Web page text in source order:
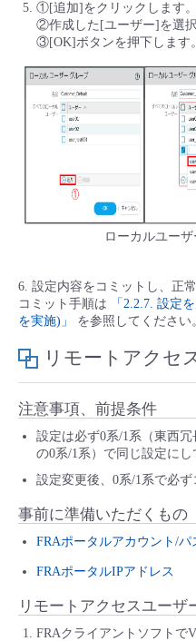
①[追加]をクリックします。
②作成した[ユーザー]を選択
③[OK]ボタンを押下します。
ローカルユー
6. 設定内容をコミットし、正
コミット手順は
「2.2.7. 設定
を実施)」
を参照してください
リモートアクセ
注意事項、前提条件
設定は必ず0系/1系（東西
の0系/1系）で同じ設定にし
設定変更後、0系/1系で必ず
事前に準備いただくもの
FRAポータルアカウント/パ
FRAポータルIPアドレス
リモートアクセスユーザ
FRAクライアントソフトで